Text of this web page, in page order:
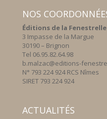
NOS
Éditions de la Fenestrelle
3 Impasse de la Margue
30190 – Brignon
Tel 06.95.82.64.98
b.malzac@editions-
N° 793 224 924 RCS Nîmes
SIRET 793 224 924
ACTUALITÉS